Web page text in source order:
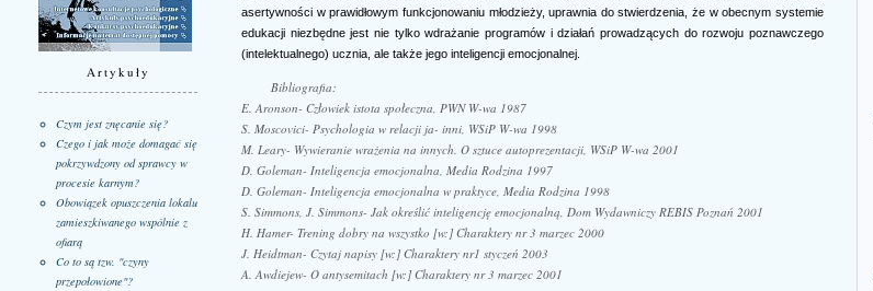
Artykuły
Czym jest znęcanie się?
Czego i jak może domagać się
pokrzywdzony od sprawcy w
procesie karnym?
Obowiązek opuszczenia lokalu
zamieszkiwanego wspólnie z
ofiarą
Co to są tzw. "czyny
przepołowione"?
asertywności w prawidłowym funkcjonowaniu młodzieży, uprawnia do stwierdzenia, że w obecnym systemie
edukacji niezbędne jest nie tylko wdrażanie programów i działań prowadzących do rozwoju poznawczego
(intelektualnego) ucznia, ale także jego inteligencji emocjonalnej.
Bibliografia:
E. Aronson- Człowiek istota społeczna, PWN W-wa 1987
S. Moscovici- Psychologia w relacji ja- inni, WSiP W-wa 1998
M. Leary- Wywieranie wrażenia na innych. O sztuce autoprezentacji, WSiP W-wa 2001
D. Goleman- Inteligencja emocjonalna, Media Rodzina 1997
D. Goleman- Inteligencja emocjonalna w praktyce, Media Rodzina 1998
S. Simmons, J. Simmons- Jak określić inteligencję emocjonalną, Dom Wydawniczy REBIS Poznań 2001
H. Hamer- Trening dobry na wszystko [w:] Charaktery nr 3 marzec 2000
J. Heidtman- Czytaj napisy [w:] Charaktery nr1 styczeń 2003
A. Awdiejew- O antysemitach [w:] Charaktery nr 3 marzec 2001